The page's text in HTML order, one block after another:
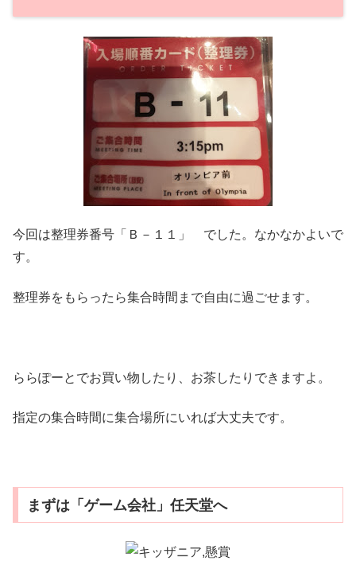
今回は整理券番号「Ｂ－１１」 でした。なかなかよいで
す。
整理券をもらったら集合時間まで自由に過ごせます。
ららぽーとでお買い物したり、お茶したりできますよ。
指定の集合時間に集合場所にいれば大丈夫です。
まずは「ゲーム会社」任天堂へ